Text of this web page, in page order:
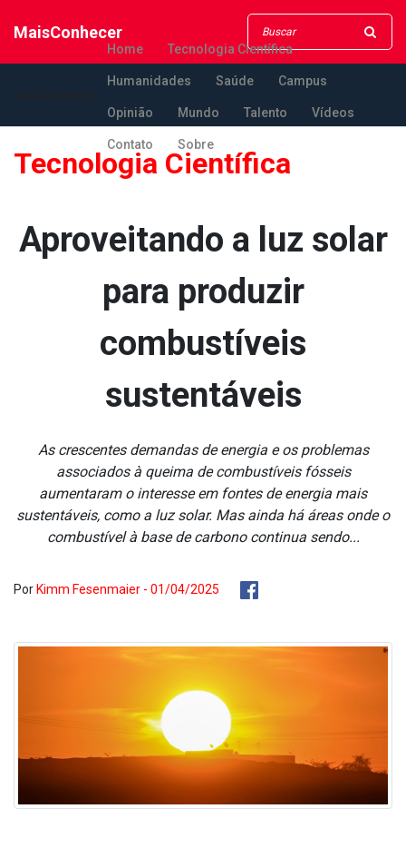
MaisConhecer
Home Tecnologia Científica
Humanidades Saúde Campus
Opinião Mundo Talento Vídeos
Contato Sobre
Tecnologia Científica
Aproveitando a luz solar
para produzir
combustíveis
sustentáveis
As crescentes demandas de energia e os problemas
associados à queima de combustíveis fósseis
aumentaram o interesse em fontes de energia mais
sustentáveis, como a luz solar. Mas ainda há áreas onde o
combustível à base de carbono continua sendo...
Por Kimm Fesenmaier - 01/04/2025